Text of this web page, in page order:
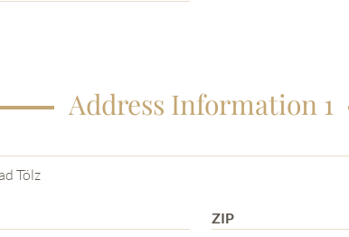
Address Information 1
Tölz
ZIP